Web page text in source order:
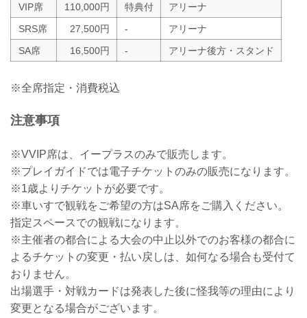
VIP席
110,000円 特典付
アリーナ
SRS席
27,500円 -
アリーナ
SA席
16,500円 - アリーナ後方・スタンド
※全席指定・消費税込
注意事項
※VVIP席は、イープラスのみで販売します。
※プレイガイドでは電子チケットのみの販売になります。
※1歳よりチケットが必要です。
※車いすで観戦をご希望の方はSA席をご購入ください。
指定スペースでの観戦になります。
※主催者の都合による大会の中止以外でのお客様の都合に
よるチケットの変更・払い戻しは、如何なる場合も受付て
おりません。
出場選手・対戦カードは発表した後に怪我等の理由により
変更となる場合がございます。